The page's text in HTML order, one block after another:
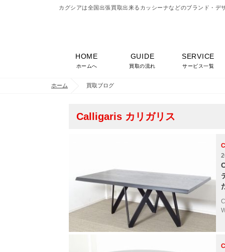
カグシアは全国出張買取出来るカッシーナなどのブランド・デ
HOME
ホームへ
GUIDE
買取の流れ
SERVICE
サービス一覧
ホーム 買取ブログ
Calligaris カリガリス